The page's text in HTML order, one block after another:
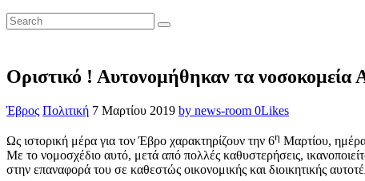
Οριστικό ! Αυτονομήθηκαν τα νοσοκομεία
Έβρος Πολιτική 7 Μαρτίου 2019 by news-room 0Likes
Ως ιστορική μέρα για τον Έβρο χαρακτηρίζουν την 6η Μαρτίου,
Με το νομοσχέδιο αυτό, μετά από πολλές καθυστερήσεις,
στην επαναφορά του σε καθεστώς οικονομικής και διοικητικής